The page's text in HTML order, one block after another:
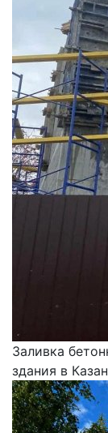
Заливка
здания в